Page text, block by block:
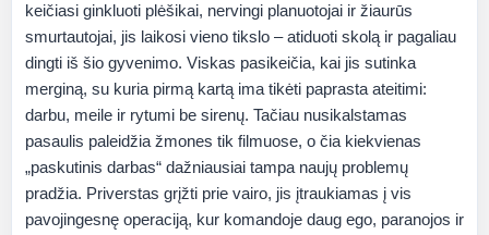
keičiasi ginkluoti plėšikai, nervingi planuotojai ir žiaurūs
smurtautojai, jis laikosi vieno tikslo – atiduoti skolą ir pagaliau
dingti iš šio gyvenimo. Viskas pasikeičia, kai jis sutinka
merginą, su kuria pirmą kartą ima tikėti paprasta ateitimi:
darbu, meile ir rytumi be sirenų. Tačiau nusikalstamas
pasaulis paleidžia žmones tik filmuose, o čia kiekvienas
„paskutinis darbas“ dažniausiai tampa naujų problemų
pradžia. Priverstas grįžti prie vairo, jis įtraukiamas į vis
pavojingesnę operaciją, kur komandoje daug ego, paranojos ir